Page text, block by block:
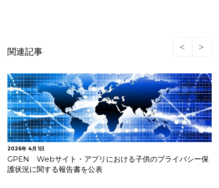
関連記事
2026年 3月 3日
中国 インターネット空間における取締りを強化